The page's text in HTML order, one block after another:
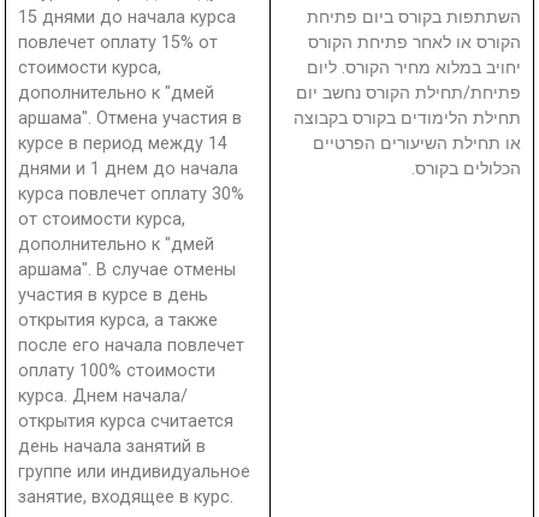
15 днями до начала курса
повлечет оплату 15% от
стоимости курса,
дополнительно к "дмей
аршама". Отмена участия в
курсе в период между 14
днями и 1 днем до начала
курса повлечет оплату 30%
от стоимости курса,
дополнительно к "дмей
аршама". В случае отмены
участия в курсе в день
открытия курса, а также
после его начала повлечет
оплату 100% стоимости
курса. Днем начала/
открытия курса считается
день начала занятий в
группе или индивидуальное
занятие, входящее в курс.
השתתפות בקורס ביום פתיחת
הקורס או לאחר פתיחת הקורס
יחויב במלוא מחיר הקורס. ליום
פתיחת/תחילת הקורס נחשב יום
תחילת הלימודים בקורס בקבוצה
או תחילת השיעורים הפרטיים
הכלולים בקורס.